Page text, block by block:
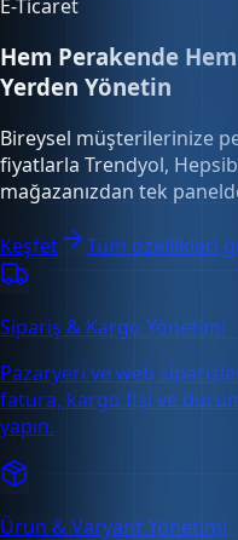
Hem Perakende Hem
Yerden Yönetin
Bireysel müşterilerinize
fiyatlarla Trendyol,
mağazanızdan tek
Keşfet Tüm özellikleri
Sipariş & Kargo Yönetimi
Pazaryeri ve web
fatura, kargo fişi ve
yapın.
Ürün & Varyant Yönetimi
Katalog, stok, fiyat ve